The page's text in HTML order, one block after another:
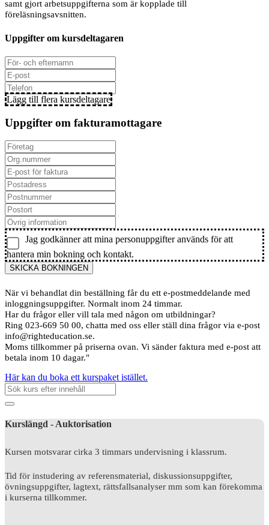
samt gjort arbetsuppgifterna som är kopplade till
föreläsningsavsnitten.
Uppgifter om kursdeltagaren
Lägg till flera kursdeltagare
Uppgifter om fakturamottagare
Jag godkänner att mina personuppgifter används för att
hantera min bokning och kontakt.
SKICKA BOKNINGEN
När vi behandlat din beställning får du ett e-postmeddelande med
inloggningsuppgifter. Normalt inom 24 timmar.
Har du frågor eller vill tala med någon om utbildningar?
Ring 023-669 50 00, chatta med oss eller ställ dina frågor via e-post
info@righteducation.se.
Moms tillkommer på priserna ovan. Vi sänder faktura med e-post att
betala inom 10 dagar."
Här kan du boka ett kurspaket istället.
Kurslängd - Auktorisation
Kursen motsvarar cirka 3 timmars undervisning i klassrum.
Tid för instudering av referensmaterial, diskussionsuppgifter,
övningsuppgifter, lagtext, rättsfallsanalyser mm som kan förekomma
i kurserna tillkommer.